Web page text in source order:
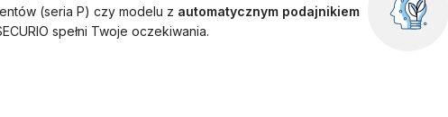
(seria P) czy modelu z automatycznym podajnikiem
spełni Twoje oczekiwania.